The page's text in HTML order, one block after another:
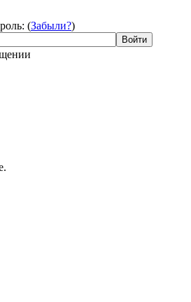
(Забыли?)